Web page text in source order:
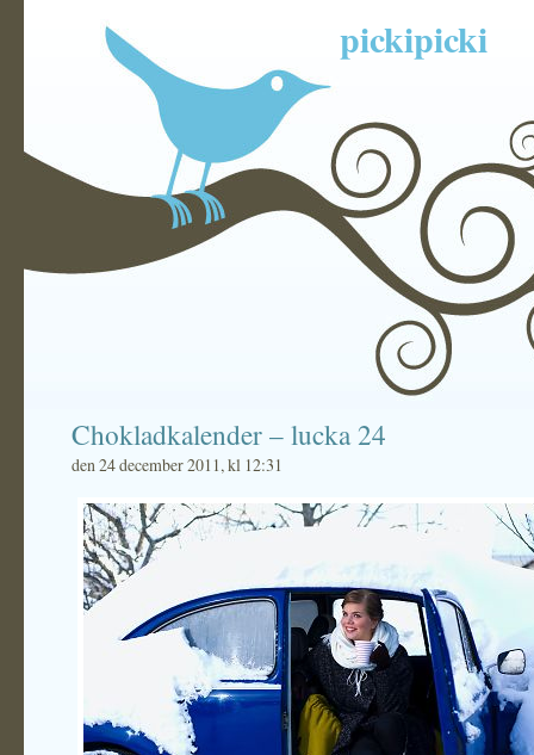
pickipicki
Chokladkalender – lucka 24
den 24 december 2011, kl 12:31